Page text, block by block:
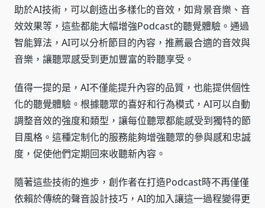
助於AI技術，可以創造出多樣化的音效，如背景音樂、音
效效果等，這些都能大幅增強Podcast的聽覺體驗。通過
智能算法，AI可以分析節目的內容，推薦最合適的音效與
音樂，讓聽眾感受到更加豐富的聆聽享受。
值得一提的是，AI不僅能提升內容的品質，也能提供個性
化的聽覺體驗。根據聽眾的喜好和行為模式，AI可以自動
調整音效的強度和類型，讓每位聽眾都能感受到獨特的節
目風格。這種定制化的服務能夠增強聽眾的參與感和忠誠
度，促使他們定期回來收聽新內容。
隨著這些技術的進步，創作者在打造Podcast時不再僅僅
依賴於傳統的聲音設計技巧，AI的加入讓這一過程變得更